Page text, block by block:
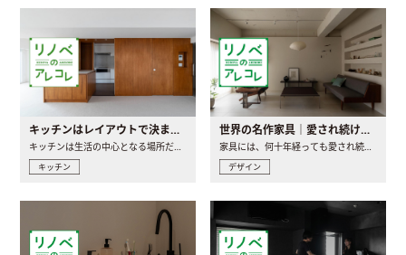
キッチンはレイアウトで決まる。後悔しないための考え方と選び方
キッチンは生活の中心となる場所だからこそ、家の中のどこに置..
キッチン
世界の名作家具｜愛され続ける理由と一生モノとの出会い方
家具には、何十年経っても愛され続ける「名作」と呼ばれるもの..
デザイン